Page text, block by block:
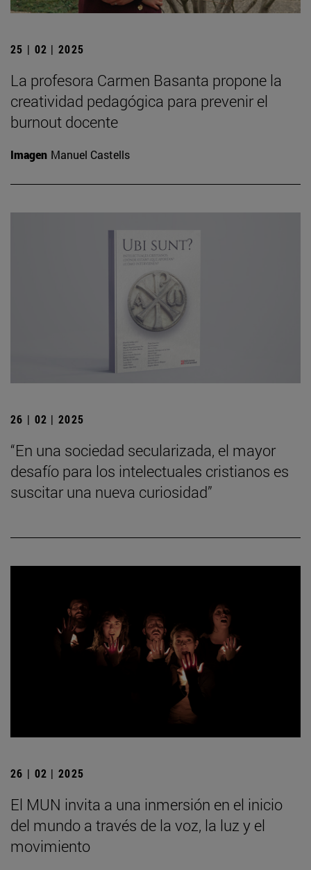
25 | 02 | 2025
La profesora Carmen Basanta propone la
creatividad pedagógica para prevenir el
burnout docente
Imagen Manuel Castells
26 | 02 | 2025
“En una sociedad secularizada, el mayor
desafío para los intelectuales cristianos es
suscitar una nueva curiosidad”
26 | 02 | 2025
El MUN invita a una inmersión en el inicio
del mundo a través de la voz, la luz y el
movimiento